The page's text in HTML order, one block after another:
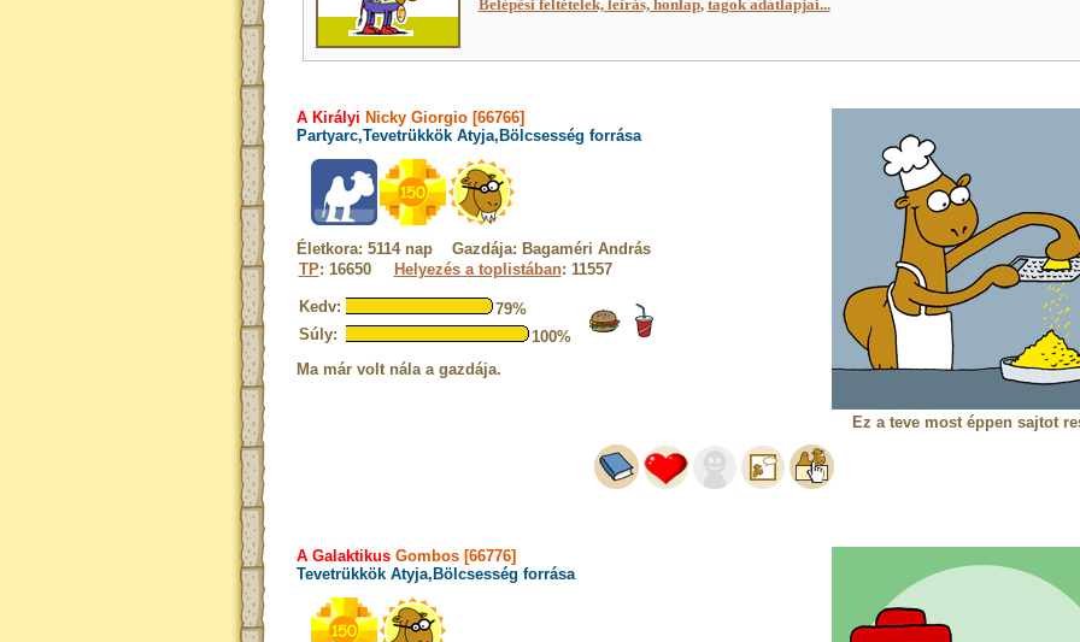
Belépési feltételek, leírás, honlap, tagok adatlapjai...
A Királyi Nicky Giorgio [66766]
Partyarc,Tevetrükkök Atyja,Bölcsesség forrása
Életkora: 5114 nap Gazdája: Bagaméri András
TP: 16650 Helyezés a toplistában: 11557
Kedv:
79%
Súly:
100%
Ma már volt nála a gazdája.
Ez a teve most éppen sajtot
A GalaktikusGombos [66776]
Tevetrükkök Atyja,Bölcsesség forrása